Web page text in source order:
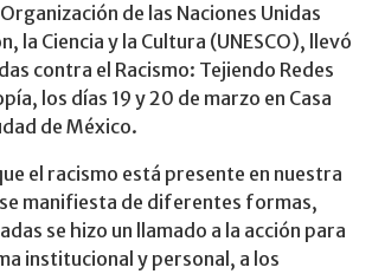
de las Naciones Unidas
la Ciencia y la Cultura (UNESCO), llevó
contra el Racismo: Tejiendo Redes
los días 19 y 20 de marzo en Casa
de México.
el racismo está presente en nuestra
manifiesta de diferentes formas,
se hizo un llamado a la acción para
institucional y personal, a los